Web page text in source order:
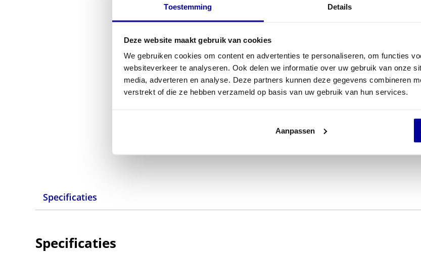
Toestemming Details
Deze website maakt gebruik van cookies
We gebruiken cookies om content en advertenties te personaliseren, om functies
websiteverkeer te analyseren. Ook delen we informatie over uw gebruik van onze
media, adverteren en analyse. Deze partners kunnen deze gegevens combineren
verstrekt of die ze hebben verzameld op basis van uw gebruik van hun services.
Aanpassen
Specificaties
Specificaties